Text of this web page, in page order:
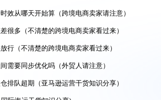
误后果?(国际海运干货知识分享)
哪些要素?(跨境电商卖家必看篇)
临时被收取杂费?(国际海运干货知识分享)
人看过来）
的外贸人看过来）
效从哪天开始算（跨境电商卖家请注意）
很多（不清楚的跨境电商卖家看过来）
行（不清楚的跨境电商卖家看过来）
需要同步优化吗（外贸人请注意）
排队超期（亚马逊运营干货知识分享）